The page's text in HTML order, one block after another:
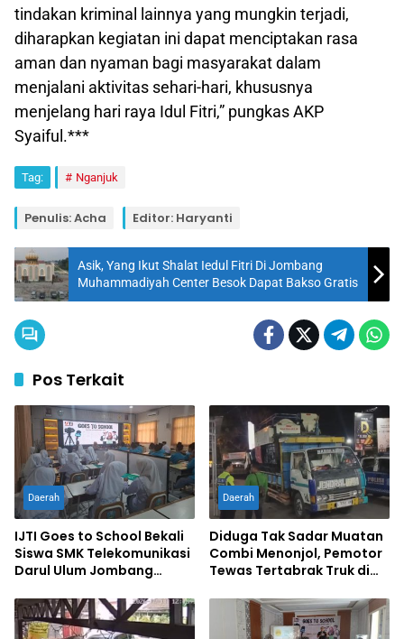
tindakan kriminal lainnya yang mungkin terjadi,
diharapkan kegiatan ini dapat menciptakan rasa
aman dan nyaman bagi masyarakat dalam
menjalani aktivitas sehari-hari, khususnya
menjelang hari raya Idul Fitri,” pungkas AKP
Syaiful.***
Tag: Nganjuk
Penulis: Acha Editor: Haryanti
Asik, Yang Ikut Shalat Iedul Fitri Di Jombang
Muhammadiyah Center Besok Dapat Bakso Gratis
Pos Terkait
Daerah
IJTI Goes to School Bekali
Siswa SMK Telekomunikasi
Darul Ulum Jombang
Daerah
Diduga Tak Sadar Muatan
Combi Menonjol, Pemotor
Tewas Tertabrak Truk di